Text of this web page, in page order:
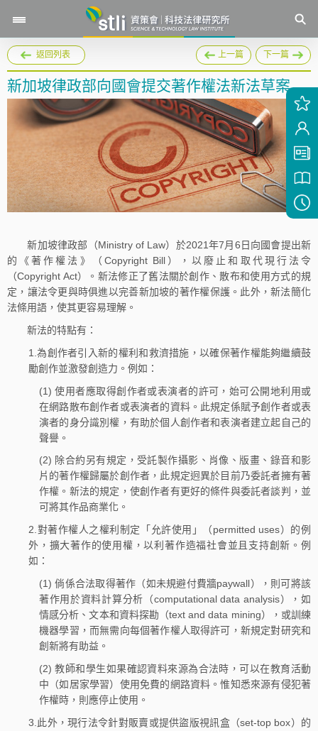
返回列表 上一篇 下一篇
新加坡律政部向國會提交著作權法新法草案
新加坡律政部（Ministry of Law）於2021年7月6日向國會提出新
的《著作權法》（Copyright Bill），以廢止和取代現行法令
（Copyright Act）。新法修正了舊法關於創作、散布和使用方式的規
定，讓法令更與時俱進以完善新加坡的著作權保護。此外，新法簡化
法條用語，使其更容易理解。
新法的特點有：
1.為創作者引入新的權利和救濟措施，以確保著作權能夠繼續鼓
勵創作並激發創造力。例如：
(1) 使用者應取得創作者或表演者的許可，始可公開地利用或
在網路散布創作者或表演者的資料。此規定係賦予創作者或表
演者的身分識別權，有助於個人創作者和表演者建立起自己的
聲譽。
(2) 除合約另有規定，受託製作攝影、肖像、版畫、錄音和影
片的著作權歸屬於創作者，此規定迥異於目前乃委託者擁有著
作權。新法的規定，使創作者有更好的條件與委託者談判，並
可將其作品商業化。
2.對著作權人之權利制定「允許使用」（permitted uses）的例
外，擴大著作的使用權，以利著作造福社會並且支持創新。例
如：
(1) 倘係合法取得著作（如未規避付費牆paywall），則可將該
著作用於資料計算分析（computational data analysis），如
情感分析、文本和資料探勘（text and data mining），或訓練
機器學習，而無需向每個著作權人取得許可，新規定對研究和
創新將有助益。
(2) 教師和學生如果確認資料來源為合法時，可以在教育活動
中（如居家學習）使用免費的網路資料。惟知悉來源有侵犯著
作權時，則應停止使用。
3.此外，現行法令針對販賣或提供盜版視訊盒（set-top box）的